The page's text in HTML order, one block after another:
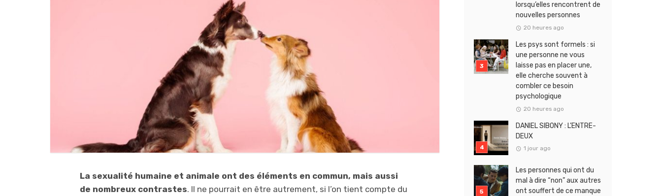
La sexualité humaine et animale ont des éléments en commun, mais aussi
de nombreux contrastes. Il ne pourrait en être autrement, si l’on tient compte du
lorsqu’elles rencontrent de
nouvelles personnes
20 heures ago
Les psys sont formels : si
une personne ne vous
laisse pas en placer une,
elle cherche souvent à
combler ce besoin
psychologique
20 heures ago
DANIEL SIBONY : L’ENTRE-
DEUX
1 jour ago
Les personnes qui ont du
mal à dire “non” aux autres
ont souffert de ce manque